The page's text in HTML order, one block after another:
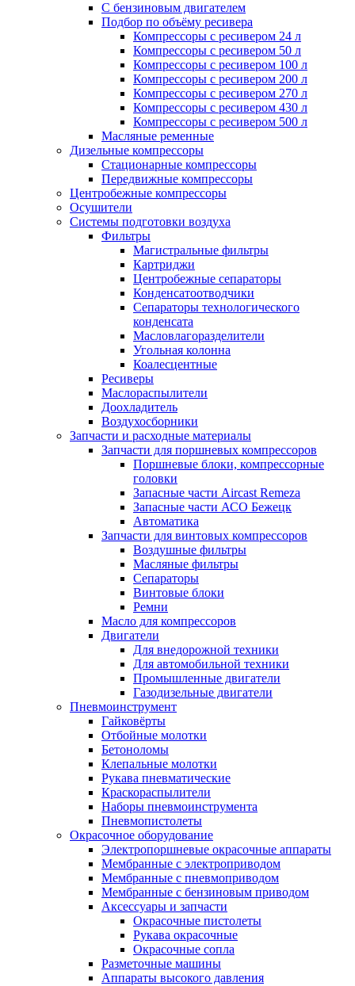
С бензиновым двигателем
Подбор по объёму ресивера
Компрессоры с ресивером 24 л
Компрессоры с ресивером 50 л
Компрессоры с ресивером 100 л
Компрессоры с ресивером 200 л
Компрессоры с ресивером 270 л
Компрессоры с ресивером 430 л
Компрессоры с ресивером 500 л
Масляные ременные
Дизельные компрессоры
Стационарные компрессоры
Передвижные компрессоры
Центробежные компрессоры
Осушители
Системы подготовки воздуха
Фильтры
Магистральные фильтры
Картриджи
Центробежные сепараторы
Конденсатоотводчики
Сепараторы технологического
конденсата
Масловлагоразделители
Угольная колонна
Коалесцентные
Ресиверы
Маслораспылители
Доохладитель
Воздухосборники
Запчасти и расходные материалы
Запчасти для поршневых компрессоров
Поршневые блоки, компрессорные
головки
Запасные части Aircast Remeza
Запасные части АСО Бежецк
Автоматика
Запчасти для винтовых компрессоров
Воздушные фильтры
Масляные фильтры
Сепараторы
Винтовые блоки
Ремни
Масло для компрессоров
Двигатели
Для внедорожной техники
Для автомобильной техники
Промышленные двигатели
Газодизельные двигатели
Пневмоинструмент
Гайковёрты
Отбойные молотки
Бетоноломы
Клепальные молотки
Рукава пневматические
Краскораспылители
Наборы пневмоинструмента
Пневмопистолеты
Окрасочное оборудование
Электропоршневые окрасочные аппараты
Мембранные с электроприводом
Мембранные с пневмоприводом
Мембранные с бензиновым приводом
Аксессуары и запчасти
Окрасочные пистолеты
Рукава окрасочные
Окрасочные сопла
Разметочные машины
Аппараты высокого давления